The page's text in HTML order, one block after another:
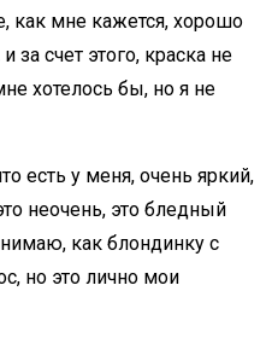
как мне кажется, хорошо
за счет этого, краска не
хотелось бы, но я не
есть у меня, очень яркий,
неочень, это бледный
как блондинку с
но это лично мои